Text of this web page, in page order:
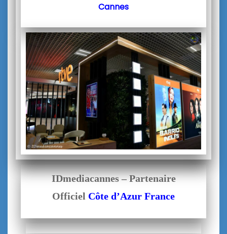
Cannes
IDmediacannes – Partenaire
Officiel Côte d’Azur France